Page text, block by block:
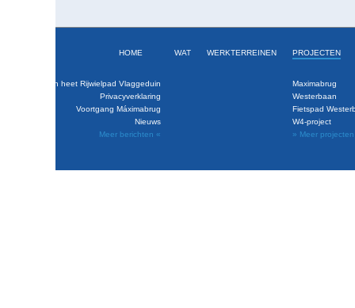
HOME
is klaar en heet Rijwielpad Vlaggeduin
Privacyverklaring
Voortgang Máximabrug
Nieuws
Meer berichten «
WAT WERKTERREINEN PROJECTEN
Maximabrug
Westerbaan
Fietspad
W4-project
» Meer projecten